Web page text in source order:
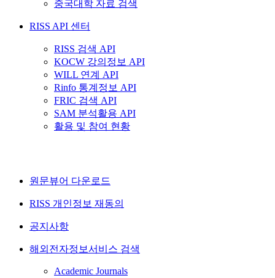
중국대학 자료 검색
RISS API 센터
RISS 검색 API
KOCW 강의정보 API
WILL 연계 API
Rinfo 통계정보 API
FRIC 검색 API
SAM 분석활용 API
활용 및 참여 현황
원문뷰어 다운로드
RISS 개인정보 재동의
공지사항
해외전자정보서비스 검색
Academic Journals